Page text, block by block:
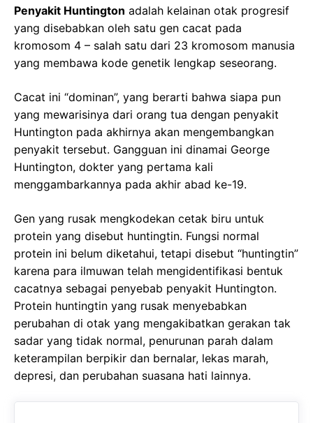
Penyakit Huntington adalah kelainan otak progresif
yang disebabkan oleh satu gen cacat pada
kromosom 4 – salah satu dari 23 kromosom manusia
yang membawa kode genetik lengkap seseorang.
Cacat ini “dominan”, yang berarti bahwa siapa pun
yang mewarisinya dari orang tua dengan penyakit
Huntington pada akhirnya akan mengembangkan
penyakit tersebut. Gangguan ini dinamai George
Huntington, dokter yang pertama kali
menggambarkannya pada akhir abad ke-19.
Gen yang rusak mengkodekan cetak biru untuk
protein yang disebut huntingtin. Fungsi normal
protein ini belum diketahui, tetapi disebut “huntingtin”
karena para ilmuwan telah mengidentifikasi bentuk
cacatnya sebagai penyebab penyakit Huntington.
Protein huntingtin yang rusak menyebabkan
perubahan di otak yang mengakibatkan gerakan tak
sadar yang tidak normal, penurunan parah dalam
keterampilan berpikir dan bernalar, lekas marah,
depresi, dan perubahan suasana hati lainnya.